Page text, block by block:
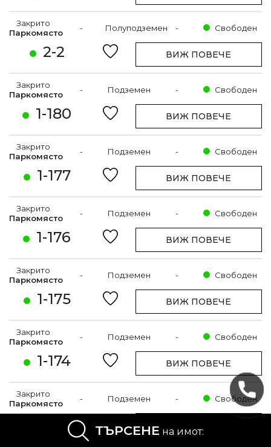
2-2
Закрито
Паркомясто
- Полуподземен - Свободен
ВИЖ ПОВЕЧЕ
1-180
Закрито
Паркомясто
- Подземен - Свободен
ВИЖ ПОВЕЧЕ
1-177
Закрито
Паркомясто
- Подземен - Свободен
ВИЖ ПОВЕЧЕ
1-176
Закрито
Паркомясто
- Подземен - Свободен
ВИЖ ПОВЕЧЕ
1-175
Закрито
Паркомясто
- Подземен - Свободен
ВИЖ ПОВЕЧЕ
1-174
Закрито
Паркомясто
- Подземен - Свободен
ВИЖ ПОВЕЧЕ
1-172
Закрито
Паркомясто
- Подземен - Свободен
ТЪРСЕНЕ на имот: